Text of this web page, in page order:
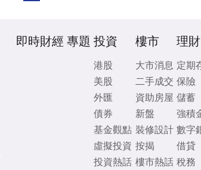
即時財經 專題 投資
港股
美股
外匯
債券
基金觀點
虛擬投資
投資熱話
樓市
大市消息
二手成交
資助房屋
新盤
裝修設計
按揭
樓市熱話
理財
定期
保險
儲蓄
強積
數字
借貸
稅務